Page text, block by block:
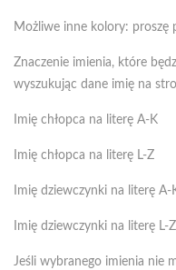
Możliwe inne kolory: proszę
Znaczenie imienia, które
wyszukując dane imię na
Imię chłopca na literę A-K
Imię chłopca na literę L-Z
Imię dziewczynki na literę A-
Imię dziewczynki na literę L-Z
Jeśli wybranego imienia nie